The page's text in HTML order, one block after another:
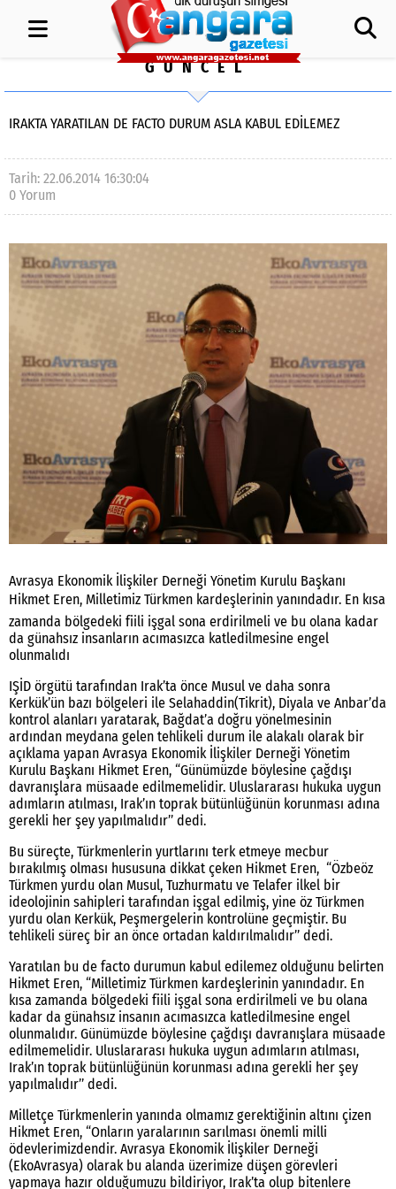
GÜNCEL
IRAKTA YARATILAN DE FACTO DURUM ASLA KABUL EDILEMEZ
Tarih: 22.06.2014 16:30:04
0 Yorum
Avrasya Ekonomik İlişkiler Derneği Yönetim Kurulu Başkanı
Hikmet Eren, Milletimiz Türkmen kardeşlerinin yanındadır. En kısa
zamanda bölgedeki fiili işgal sona erdirilmeli ve bu olana kadar
da günahsız insanların acımasızca katledilmesine engel
olunmalıdı
IŞİD örgütü tarafından Irak’ta önce Musul ve daha sonra
Kerkük’ün bazı bölgeleri ile Selahaddin(Tikrit), Diyala ve Anbar’da
kontrol alanları yaratarak, Bağdat’a doğru yönelmesinin
ardından meydana gelen tehlikeli durum ile alakalı olarak bir
açıklama yapan Avrasya Ekonomik İlişkiler Derneği Yönetim
Kurulu Başkanı Hikmet Eren, “Günümüzde böylesine çağdışı
davranışlara müsaade edilmemelidir. Uluslararası hukuka uygun
adımların atılması, Irak’ın toprak bütünlüğünün korunması adına
gerekli her şey yapılmalıdır’’ dedi.
Bu süreçte, Türkmenlerin yurtlarını terk etmeye mecbur
bırakılmış olması hususuna dikkat çeken Hikmet Eren, “Özbeöz
Türkmen yurdu olan Musul, Tuzhurmatu ve Telafer ilkel bir
ideolojinin sahipleri tarafından işgal edilmiş, yine öz Türkmen
yurdu olan Kerkük, Peşmergelerin kontrolüne geçmiştir. Bu
tehlikeli süreç bir an önce ortadan kaldırılmalıdır’’ dedi.
Yaratılan bu de facto durumun kabul edilemez olduğunu belirten
Hikmet Eren, “Milletimiz Türkmen kardeşlerinin yanındadır. En
kısa zamanda bölgedeki fiili işgal sona erdirilmeli ve bu olana
kadar da günahsız insanın acımasızca katledilmesine engel
olunmalıdır. Günümüzde böylesine çağdışı davranışlara müsaade
edilmemelidir. Uluslararası hukuka uygun adımların atılması,
Irak’ın toprak bütünlüğünün korunması adına gerekli her şey
yapılmalıdır’’ dedi.
Milletçe Türkmenlerin yanında olmamız gerektiğinin altını çizen
Hikmet Eren, “Onların yaralarının sarılması önemli milli
ödevlerimizdendir. Avrasya Ekonomik İlişkiler Derneği
(EkoAvrasya) olarak bu alanda üzerimize düşen görevleri
yapmaya hazır olduğumuzu bildiriyor, Irak’ta olup bitenlere